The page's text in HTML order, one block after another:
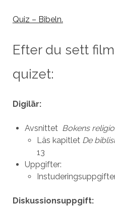
Quiz – Bibeln.
Efter du sett
quizet:
Digilär:
Avsnittet Bokens
Läs kapitlet De
13
Uppgifter:
Diskussionsuppgift: